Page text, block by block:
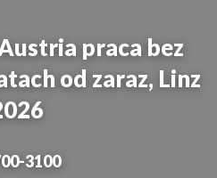
praca bez
od zaraz, Linz
3100